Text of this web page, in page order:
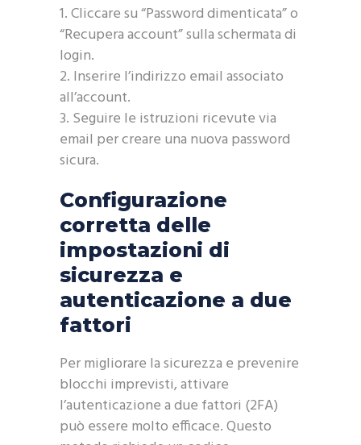
Cliccare su “Password dimenticata” o
“Recupera account” sulla schermata di
login.
Inserire l’indirizzo email associato
all’account.
Seguire le istruzioni ricevute via
email per creare una nuova password
sicura.
Configurazione
corretta delle
impostazioni di
sicurezza e
autenticazione a due
fattori
Per migliorare la sicurezza e prevenire
blocchi imprevisti, attivare
l’autenticazione a due fattori (2FA)
può essere molto efficace. Questo